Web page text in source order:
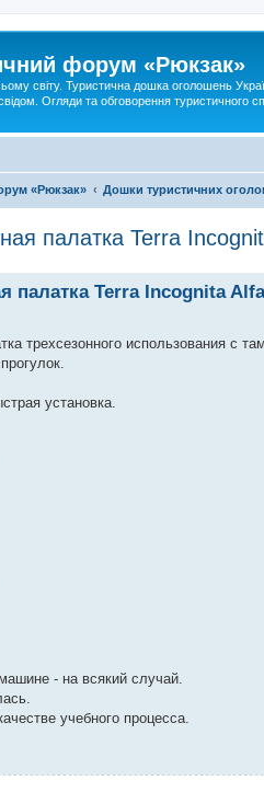
форум «Рюкзак»
світу. Туристична дошка оголошень
Огляди та обговорення туристичного
«Рюкзак» Дошки туристичних
палатка Terra
палатка Terra Incognita Alfa
трехсезонного использования с
установка.
- на всякий случай.
учебного процесса.